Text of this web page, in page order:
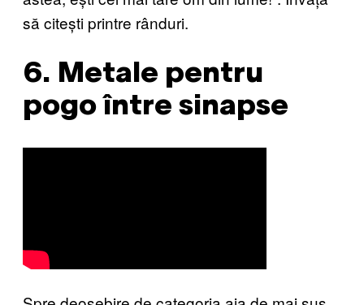
să citești printre rânduri.
6. Metale pentru
pogo între sinapse